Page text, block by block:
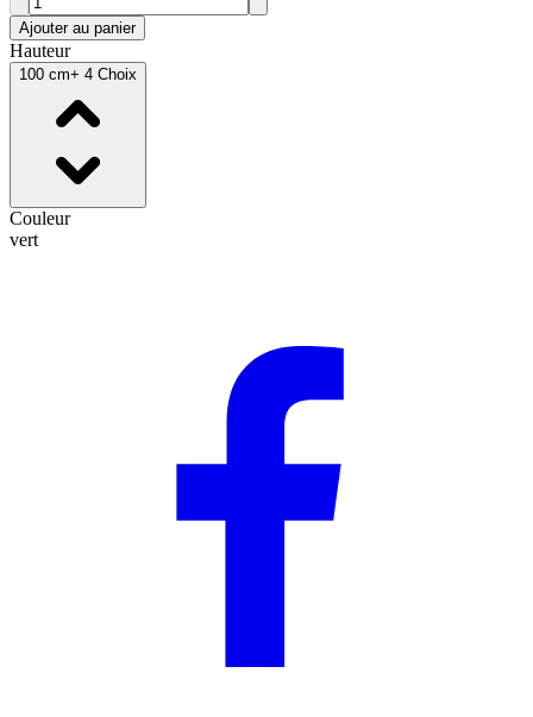
Ajouter au panier
Hauteur
100 cm+ 4 Choix
Couleur
vert